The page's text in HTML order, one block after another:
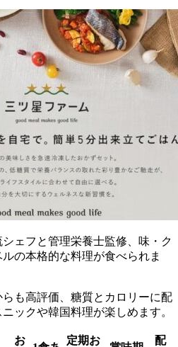
シェフと管理栄養士監修、味・ク
の本格的な料理が食べられま
も高評価、糖質とカロリーに配
ックや韓国料理が楽しめます。
お 定期お 配